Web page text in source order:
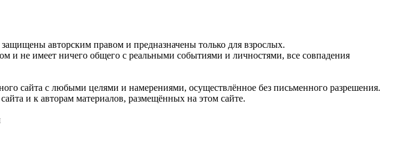
авторским правом и предназначены только для взрослых.
и не имеет ничего общего с реальными событиями и личностями, все совпадения
сайта с любыми целями и намерениями, осуществлённое без письменного разрешения.
и к авторам материалов, размещённых на этом сайте.